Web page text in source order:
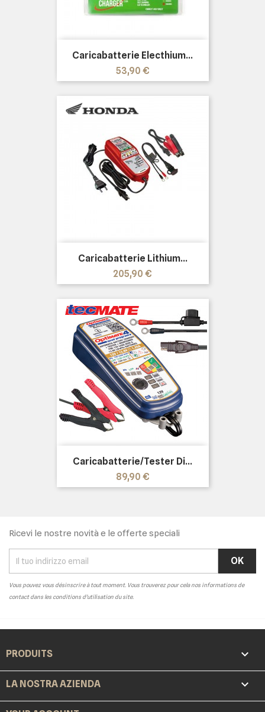
Caricabatterie Electhium...
Prezzo
53,90 €
Caricabatterie Lithium...
Prezzo
205,90 €
Caricabatterie/tester Di...
Prezzo
89,90 €
Ricevi le nostre novità e le offerte speciali
Vous pouvez vous désinscrire à tout moment. Vous trouverez pour cela nos informations de
contact dans les conditions d'utilisation du site.
PRODUITS 
LA NOSTRA AZIENDA 